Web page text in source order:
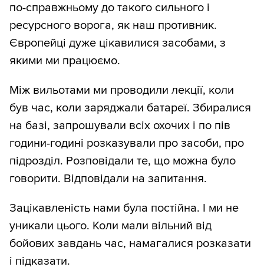
по-справжньому до такого сильного і
ресурсного ворога, як наш противник.
Європейці дуже цікавилися засобами, з
якими ми працюємо.
Між вильотами ми проводили лекції, коли
був час, коли заряджали батареї. Збиралися
на базі, запрошували всіх охочих і по пів
години-годині розказували про засоби, про
підрозділ. Розповідали те, що можна було
говорити. Відповідали на запитання.
Зацікавленість нами була постійна. І ми не
уникали цього. Коли мали вільний від
бойових завдань час, намагалися розказати
і підказати.